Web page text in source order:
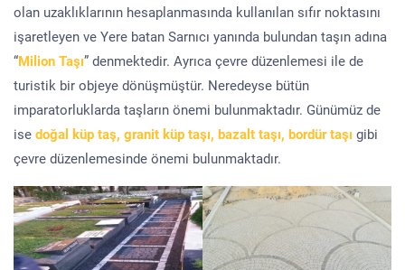
olan uzaklıklarının hesaplanmasında kullanılan sıfır noktasını
işaretleyen ve Yere batan Sarnıcı yanında bulundan taşın adına
“Milion Taşı” denmektedir. Ayrıca çevre düzenlemesi ile de
turistik bir objeye dönüşmüştür. Neredeyse bütün
imparatorluklarda taşların önemi bulunmaktadır. Günümüz de
ise doğal küp taş, granit küp taşı, bazalt taşı, bordür taşı gibi
çevre düzenlemesinde önemi bulunmaktadır.